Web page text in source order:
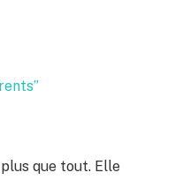
que tout. Elle